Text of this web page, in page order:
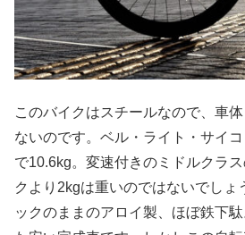
このバイクはスチールなので、車
ないのです。ベル・ライト・サイ
で10.6kg。変速付きのミドルクラ
クより2kgは重いのではないでしょ
ックのままのアロイ製、ほぼ鉄下